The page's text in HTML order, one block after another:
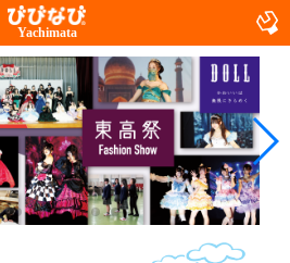
Yachimata